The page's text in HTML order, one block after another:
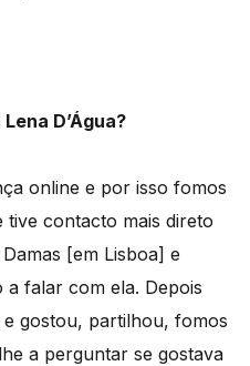
D’Água?
online e por isso fomos
contacto mais direto
[em Lisboa] e
a falar com ela. Depois
gostou, partilhou, fomos
a perguntar se gostava